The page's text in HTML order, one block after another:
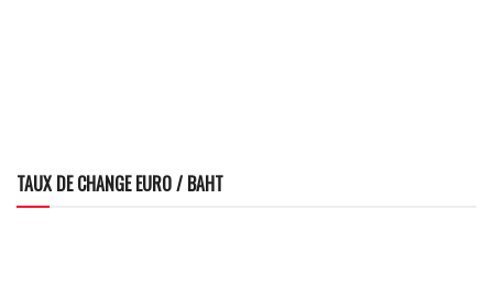
TAUX DE CHANGE EURO / BAHT